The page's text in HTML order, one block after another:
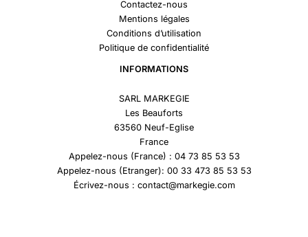
Contactez-nous
Mentions légales
Conditions d’utilisation
Politique de confidentialité
INFORMATIONS
SARL MARKEGIE
Les Beauforts
63560 Neuf-Eglise
France
Appelez-nous (France) : 04 73 85 53 53
Appelez-nous (Etranger): 00 33 473 85 53 53
Écrivez-nous : contact@markegie.com